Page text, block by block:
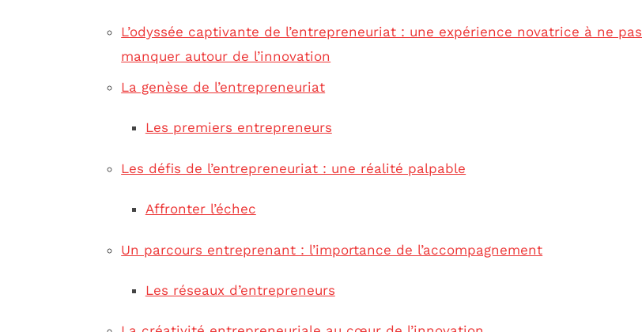
L’odyssée captivante de l’entrepreneuriat : une expérience novatrice à ne pas
manquer autour de l’innovation
La genèse de l’entrepreneuriat
Les premiers entrepreneurs
Les défis de l’entrepreneuriat : une réalité palpable
Affronter l’échec
Un parcours entreprenant : l’importance de l’accompagnement
Les réseaux d’entrepreneurs